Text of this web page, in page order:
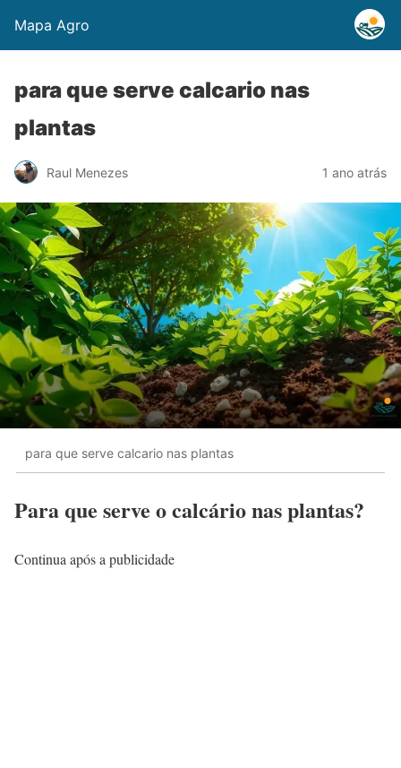
Mapa Agro
para que serve calcario nas
plantas
Raul Menezes 1 ano atrás
para que serve calcario nas plantas
Para que serve o calcário nas plantas?
Continua após a publicidade